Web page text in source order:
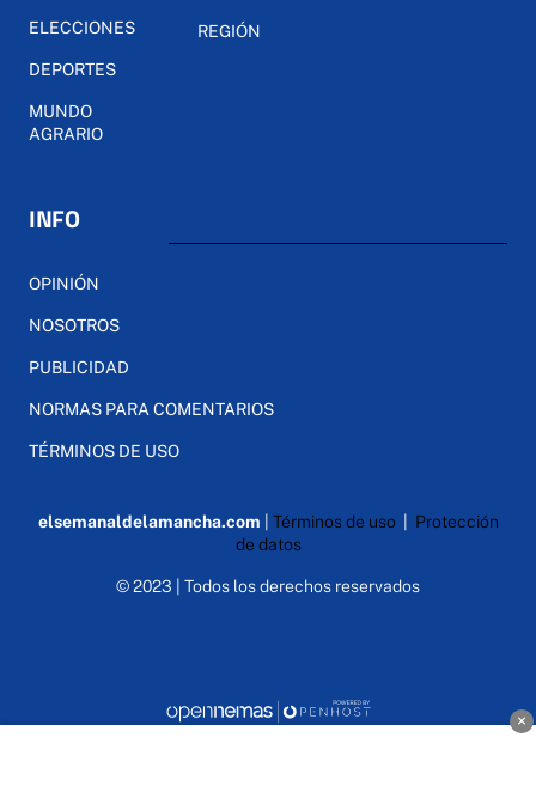
ELECCIONES
DEPORTES
MUNDO
AGRARIO
REGIÓN
INFO
OPINIÓN
NOSOTROS
PUBLICIDAD
NORMAS PARA COMENTARIOS
TÉRMINOS DE USO
elsemanaldelamancha.com Términos de uso| Protección
de datos
© 2023 | Todos los derechos reservados
×